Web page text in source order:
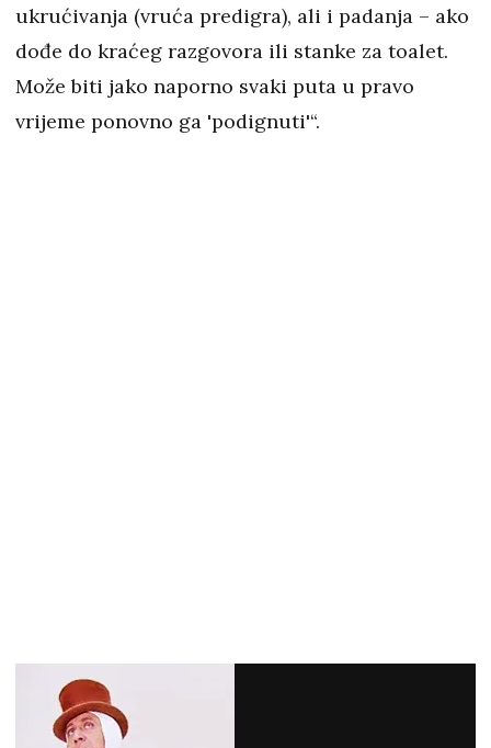
ukrućivanja (vruća predigra), ali i padanja – ako
dođe do kraćeg razgovora ili stanke za toalet.
Može biti jako naporno svaki puta u pravo
vrijeme ponovno ga 'podignuti'“.